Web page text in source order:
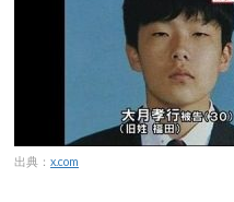
出典： x.com